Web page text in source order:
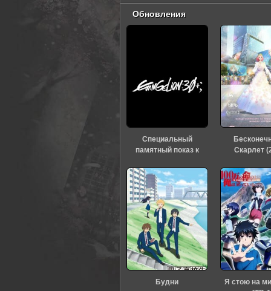
Обновления
Специальный
памятный показ к
«Евангелиона» (2026)
Скарлет
Будни
Я стою на